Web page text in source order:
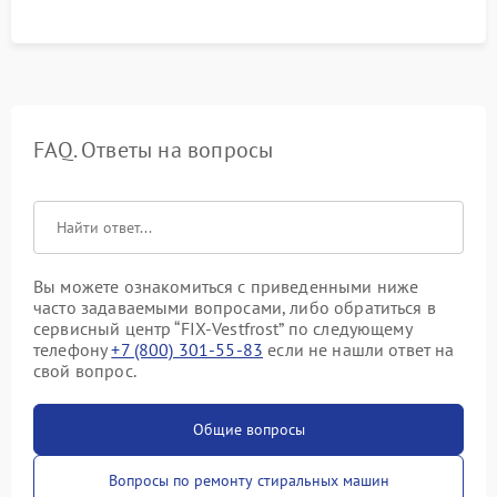
FAQ. Ответы на вопросы
Вы можете ознакомиться с приведенными ниже
часто задаваемыми вопросами, либо обратиться в
сервисный центр “FIX-Vestfrost” по следующему
телефону+7 (800) 301-55-83 если не нашли ответ на
свой вопрос.
Общие вопросы
Вопросы по ремонту стиральных машин